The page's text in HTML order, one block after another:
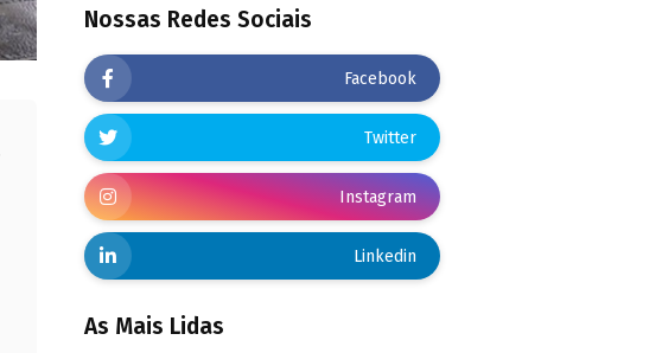
Nossas Redes Sociais
Facebook
Twitter
Instagram
Linkedin
As Mais Lidas